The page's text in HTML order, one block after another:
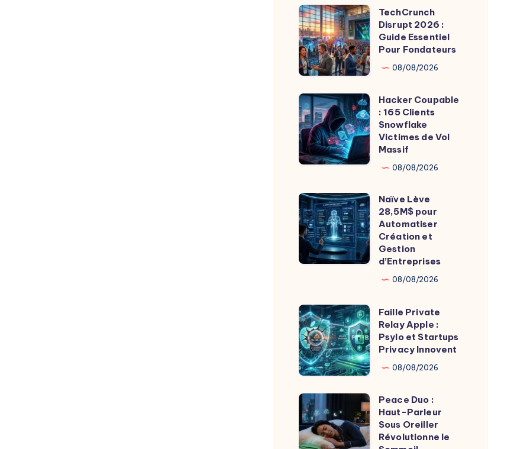
les
Robotaxis
TechCrunch
Disrupt
2026
:
Guide
Essentiel
Pour
Fondateurs
TechCrunch
Disrupt 2026 :
Guide Essentiel
Pour Fondateurs
08/08/2026
Hacker
Coupable
:
165
Clients
Victimes
de
Vol
Massif
Hacker Coupable
: 165 Clients
Snowflake
Victimes de Vol
Massif
08/08/2026
Naïve
Lève
28,5M$
pour
Automatiser
Gestion
d’Entreprises
Naïve Lève
28,5M$ pour
Automatiser
Création et
Gestion
d’Entreprises
08/08/2026
Faille
Private
Relay
Apple
Psylo
et
Startups
Privacy
Faille Private
Relay Apple :
Psylo et Startups
Privacy Innovent
08/08/2026
Peace
Duo
:
Peace Duo :
Haut-Parleur
Sous Oreiller
Révolutionne le